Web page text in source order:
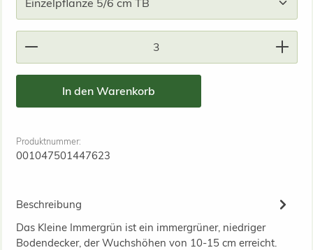
Produkt Anzahl: Gib den gewünschten Wert ein
In den Warenkorb
Produktnummer:
001047501447623
Beschreibung
Das Kleine Immergrün ist ein immergrüner, niedriger
Bodendecker, der Wuchshöhen von 10-15 cm erreicht.